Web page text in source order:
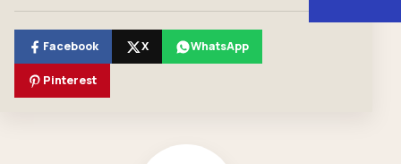
Facebook X WhatsApp
Pinterest